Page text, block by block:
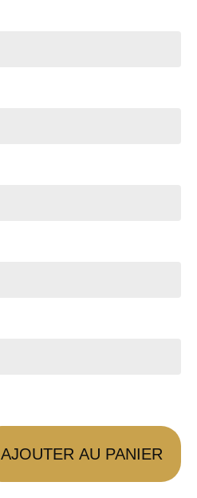
AJOUTER AU PANIER